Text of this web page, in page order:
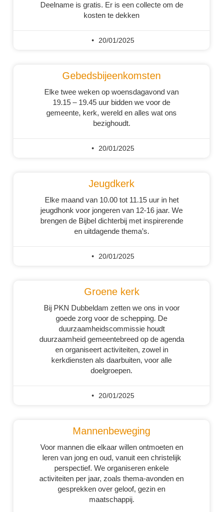
Deelname is gratis. Er is een collecte om de
kosten te dekken
20/01/2025
Gebedsbijeenkomsten
Elke twee weken op woensdagavond van
19.15 – 19.45 uur bidden we voor de
gemeente, kerk, wereld en alles wat ons
bezighoudt.
20/01/2025
Jeugdkerk
Elke maand van 10.00 tot 11.15 uur in het
jeugdhonk voor jongeren van 12-16 jaar. We
brengen de Bijbel dichterbij met inspirerende
en uitdagende thema’s.
20/01/2025
Groene kerk
Bij PKN Dubbeldam zetten we ons in voor
goede zorg voor de schepping. De
duurzaamheidscommissie houdt
duurzaamheid gemeentebreed op de agenda
en organiseert activiteiten, zowel in
kerkdiensten als daarbuiten, voor alle
doelgroepen.
20/01/2025
Mannenbeweging
Voor mannen die elkaar willen ontmoeten en
leren van jong en oud, vanuit een christelijk
perspectief. We organiseren enkele
activiteiten per jaar, zoals thema-avonden en
gesprekken over geloof, gezin en
maatschappij.